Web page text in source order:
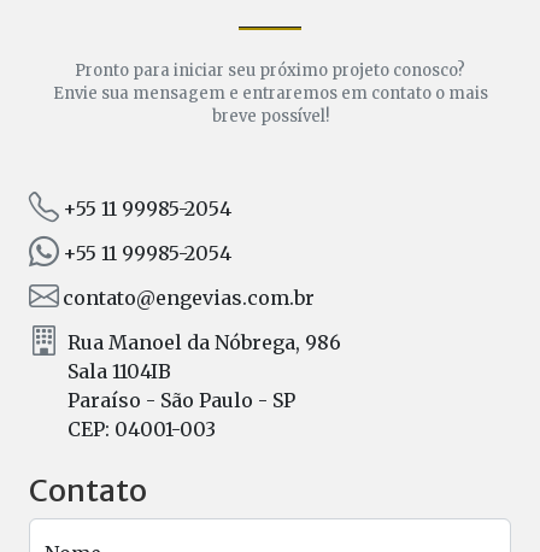
Pronto para iniciar seu próximo projeto conosco?
Envie sua mensagem e entraremos em contato o mais
breve possível!
+55 11 99985-2054
+55 11 99985-2054
contato@engevias.com.br
Rua Manoel da Nóbrega, 986
Sala 1104IB
Paraíso - São Paulo - SP
CEP: 04001-003
Contato